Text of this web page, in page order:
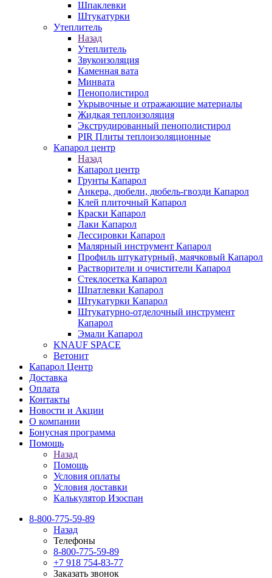
Шпаклевки
Штукатурки
Утеплитель
Назад
Утеплитель
Звукоизоляция
Каменная вата
Минвата
Пенополистирол
Укрывочные и отражающие материалы
Жидкая теплоизоляция
Экструдированный пенополистирол
PIR Плиты теплоизоляционные
Капарол центр
Назад
Капарол центр
Грунты Капарол
Анкера, дюбели, дюбель-гвозди Капарол
Клей плиточный Капарол
Краски Капарол
Лаки Капарол
Лессировки Капарол
Малярный инструмент Капарол
Профиль штукатурный, маячковый Капарол
Растворители и очистители Капарол
Cтеклосетка Капарол
Шпатлевки Капарол
Штукатурки Капарол
Штукатурно-отделочный инструмент
Капарол
Эмали Капарол
KNAUF SPACE
Ветонит
Капарол Центр
Доставка
Оплата
Контакты
Новости и Акции
О компании
Бонусная программа
Помощь
Назад
Помощь
Условия оплаты
Условия доставки
Калькулятор Изоспан
8-800-775-59-89
Назад
Телефоны
8-800-775-59-89
+7 918 754-83-77
Заказать звонок